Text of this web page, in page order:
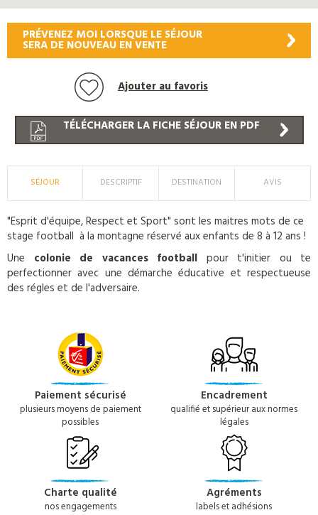
PRÉVENEZ MOI LORSQUE LE SÉJOUR
SERA DE NOUVEAU EN VENTE
Ajouter au favoris
TÉLÉCHARGER LA FICHE SÉJOUR EN PDF
SÉJOUR DESCRIPTIF DESTINATION AVIS
"Esprit d'équipe, Respect et Sport" sont les maitres mots de ce
stage football à la montagne réservé aux enfants de 8 à 12 ans !
Une colonie de vacances football pour t'initier ou te
perfectionner avec une démarche éducative et respectueuse
des régles et de l'adversaire.
Paiement sécurisé
plusieurs moyens de paiement
possibles
Encadrement
qualifié et supérieur aux normes
légales
Charte qualité
nos engagements
Agréments
labels et adhésions